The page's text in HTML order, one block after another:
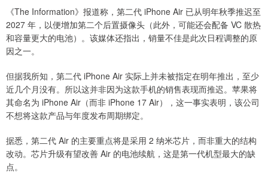
《The Information》报道称，第二代 iPhone Air 已从明年秋季推迟至
2027 年，以便增加第二个后置摄像头（此外，可能还会配备 VC 散热
和容量更大的电池）。该媒体还指出，销量不佳是此次日程调整的原
因之一。
但据我所知，第二代 iPhone Air 实际上并未被指定在明年推出，至少
近几个月没有。所以这并非因为这款手机的销售表现而推迟。苹果将
其命名为 iPhone Air（而非 iPhone 17 Air），这一事实表明，该公司
不想将这款产品与年度发布周期绑定。
据悉，第二代 Air 的主要重点将是采用 2 纳米芯片，而非重大的结构
改动。芯片升级有望改善 Air 的电池续航，这是第一代机型最大的缺
点。